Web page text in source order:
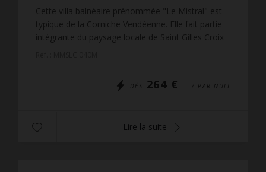
wi-fi
Cette villa balnéaire prénommée "Le Mistral" est
typique de la Corniche Vendéenne. Elle fait partie
intégrante du paysage locale de Saint Gilles Croix
DÈS 264 € / PAR NUIT
Lire la suite